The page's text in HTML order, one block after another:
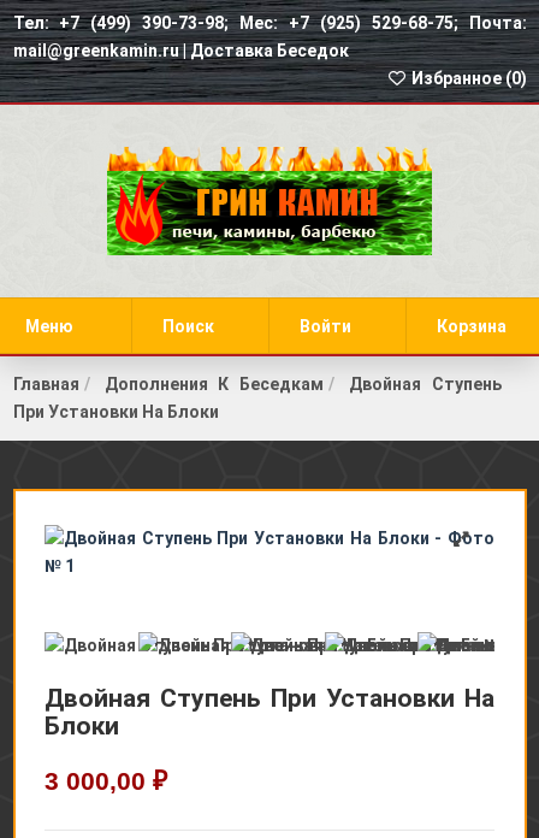
Тел: +7 (499) 390-73-98; Мес: +7 (925) 529-68-75; Почта:
mail@greenkamin.ru |Доставка Беседок
Избранное (0)
Меню Поиск Войти Корзина
Главная Дополнения К Беседкам
Двойная Ступень
При Установки На Блоки
Двойная Ступень При Установки На
Блоки
3 000,00 ₽